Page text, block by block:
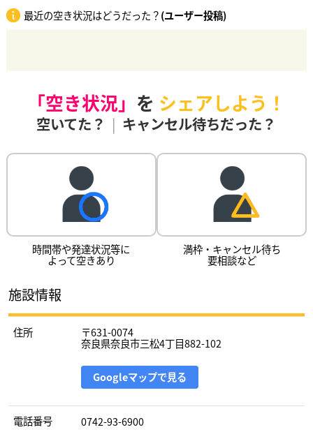
最近の空き状況はどうだった？(ユーザー投稿)
「空き状況」 を シェアしよう！
空いてた？ | キャンセル待ちだった？
時間帯や発達状況等に
よって空きあり
満枠・キャンセル待ち
要相談など
施設情報
住所 〒631-0074
奈良県奈良市三松4丁目882-102
Googleマップで見る
電話番号 0742-93-6900